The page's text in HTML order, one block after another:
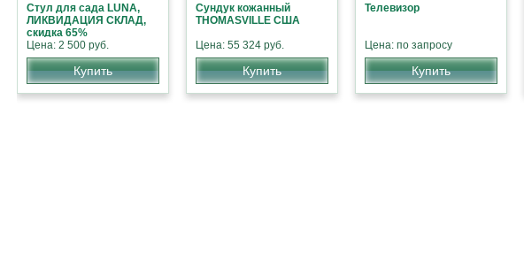
Стул для сада LUNA,
ЛИКВИДАЦИЯ СКЛАД,
скидка 65%
Цена: 2 500 руб.
Купить
Сундук кожанный
THOMASVILLE США
Цена: 55 324 руб.
Купить
Телевизор
Цена: по запросу
Купить